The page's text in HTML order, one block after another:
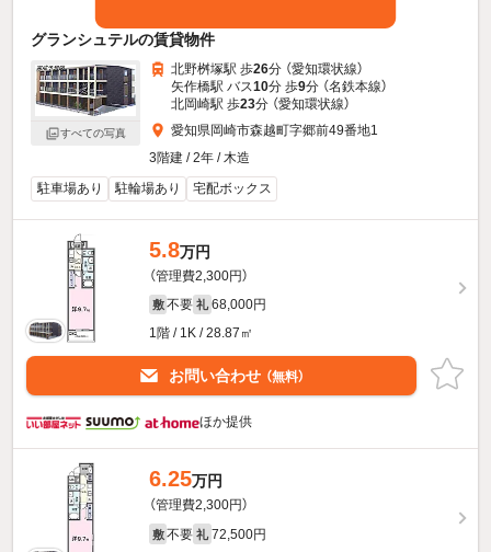
グランシュテルの賃貸物件
すべての写真
北野桝塚駅 歩26分 （愛知環状線）
矢作橋駅 バス10分 歩9分 （名鉄本線）
北岡崎駅 歩23分 （愛知環状線）
愛知県岡崎市森越町字郷前49番地1
3階建 / 2年 / 木造
駐車場あり
駐輪場あり 宅配ボックス
5.8万円
（管理費2,300円）
敷 不要 礼 68,000円
1階 / 1K / 28.87㎡
お問い合わせ （無料）
ほか提供
6.25万円
（管理費2,300円）
敷 不要 礼 72,500円